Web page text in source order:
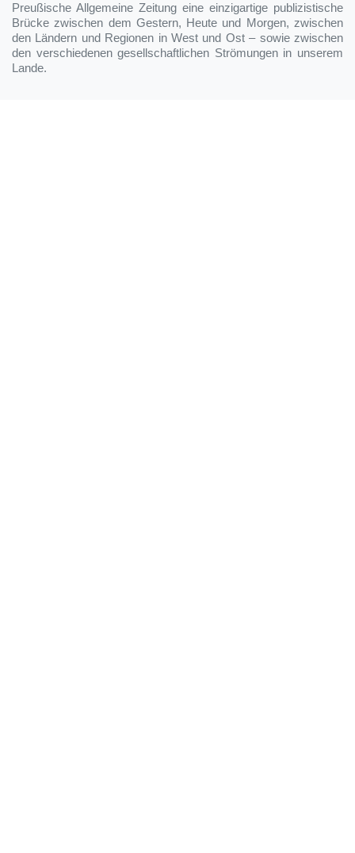
Preußische Allgemeine Zeitung eine einzigartige publizistische
Brücke zwischen dem Gestern, Heute und Morgen, zwischen
den Ländern und Regionen in West und Ost – sowie zwischen
den verschiedenen gesellschaftlichen Strömungen in unserem
Lande.